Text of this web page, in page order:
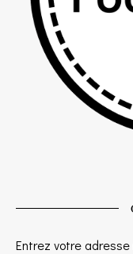
Entrez votre